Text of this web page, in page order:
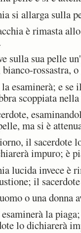
si allarga sulla
è rimasta
sulla sua pelle
rossastra, o
esaminerà; e se
scoppiata
ma si è
il sacerdote
impuro; è
lucida invece è
il
o una donna
la
lo dichiarerà